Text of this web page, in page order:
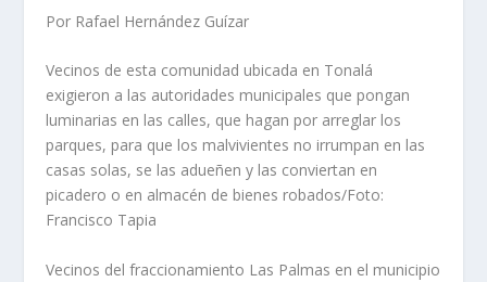
Por Rafael Hernández Guízar
Vecinos de esta comunidad ubicada en Tonalá
exigieron a las autoridades municipales que pongan
luminarias en las calles, que hagan por arreglar los
parques, para que los malvivientes no irrumpan en las
casas solas, se las adueñen y las conviertan en
picadero o en almacén de bienes robados/Foto:
Francisco Tapia
Vecinos del fracciona­miento Las Palmas en el mu­nicipio